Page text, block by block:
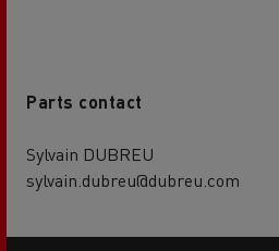
Parts contact
Sylvain DUBREU
sylvain.dubreu@dubreu.com